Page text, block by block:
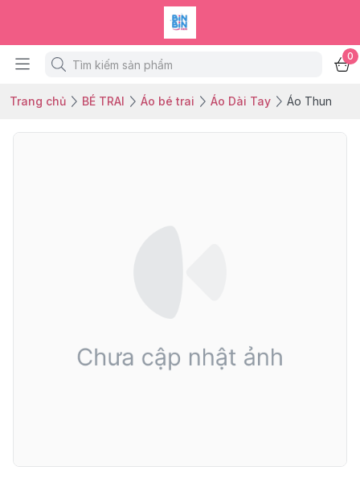
0
Trang chủ BÉ TRAI Áo bé trai Áo Dài Tay Áo Thun